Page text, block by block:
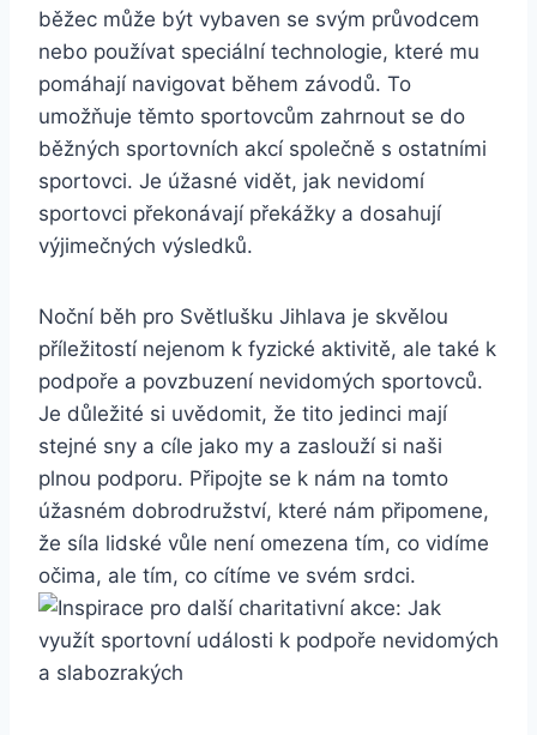
běžec může být ⁣vybaven ⁤se svým⁣ průvodcem
nebo používat speciální technologie, které mu
‍pomáhají navigovat během závodů. To
umožňuje těmto sportovcům ‍zahrnout se do
běžných sportovních akcí společně ⁤s ⁢ostatními
sportovci. Je úžasné vidět,⁤ jak nevidomí
sportovci ‍překonávají překážky a dosahují
výjimečných výsledků.
Noční běh pro Světlušku Jihlava je skvělou
příležitostí​ nejenom k⁤ fyzické aktivitě, ale také k​
podpoře a povzbuzení nevidomých sportovců.
Je důležité si uvědomit, že tito jedinci mají
stejné ‌sny a cíle jako my a zaslouží⁤ si naši
plnou ⁤podporu. ‌Připojte se ⁣k nám na⁣ tomto
úžasném dobrodružství, které nám​ připomene,
že síla lidské vůle není omezena ⁣tím, co vidíme
⁢očima, ale‍ tím, co cítíme ‌ve svém srdci.